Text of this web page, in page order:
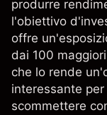
produrre
l'obiettivo
offre
dai 100
che lo rende
interessante
scommettere